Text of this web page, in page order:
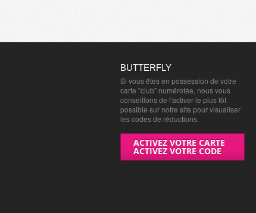
BUTTERFLY
Si vous êtes en possession de votre
carte "club" numérotée, nous vous
conseillons de l'activer le plus tôt
possible sur notre site pour visualiser
les codes de réductions.
ACTIVEZ VOTRE CARTE
ACTIVEZ VOTRE CODE